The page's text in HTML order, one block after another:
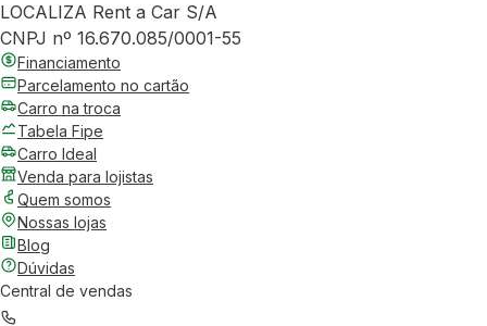
LOCALIZA Rent a Car S/A
CNPJ nº 16.670.085/0001-55
Financiamento
Parcelamento no cartão
Carro na troca
Tabela Fipe
Carro Ideal
Venda para lojistas
Quem somos
Nossas lojas
Blog
Dúvidas
Central de vendas